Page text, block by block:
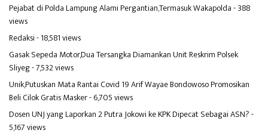
Pejabat di Polda Lampung Alami Pergantian,Termasuk Wakapolda- 388
views
Redaksi- 18,581 views
Gasak Sepeda Motor,Dua Tersangka Diamankan Unit Reskrim Polsek
Sliyeg- 7,532 views
Unik,Putuskan Mata Rantai Covid 19 Arif Wayae Bondowoso Promosikan
Beli Cilok Gratis Masker- 6,705 views
Dosen UNJ yang Laporkan 2 Putra Jokowi ke KPK Dipecat Sebagai ASN?-
5,167 views